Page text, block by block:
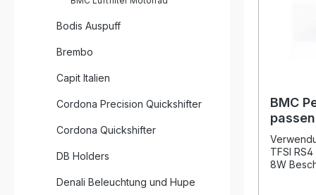
Bodis Auspuff
Brembo
Capit Italien
Cordona Precision Quickshifter
Cordona Quickshifter
DB Holders
Denali Beleuchtung und Hupe
und
ist ein
Leistung,
BMC
3.0
2017 -
TFSI
8W